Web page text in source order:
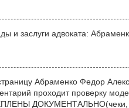
и заслуги адвоката:
Абраменко Федор
проходит проверку
ДОКУМЕНТАЛЬНО(чеки,